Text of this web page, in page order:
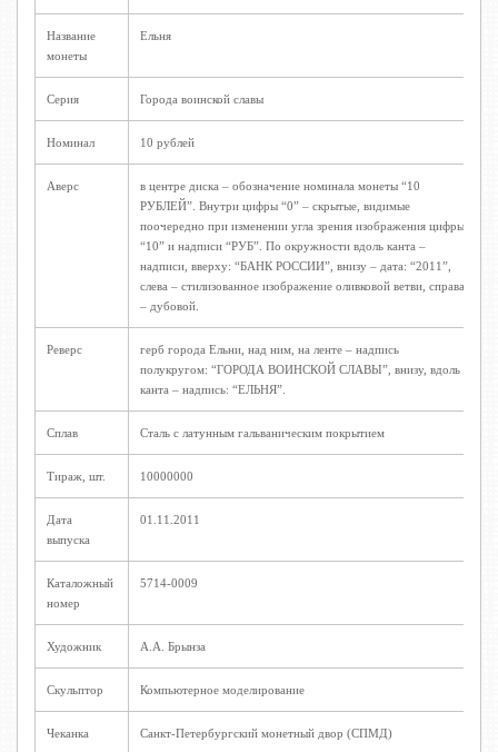
Название
монеты
Ельня
Серия Города воинской славы
Номинал 10 рублей
Аверс
в центре диска – обозначение номинала монеты “10
РУБЛЕЙ”. Внутри цифры “0” – скрытые, видимые
поочередно при изменении угла зрения изображения цифры
“10” и надписи “РУБ”. По окружности вдоль канта –
надписи, вверху: “БАНК РОССИИ”, внизу – дата: “2011”,
слева – стилизованное изображение оливковой ветви, справа
– дубовой.
Реверс
герб города Ельни, над ним, на ленте – надпись
полукругом: “ГОРОДА ВОИНСКОЙ СЛАВЫ”, внизу, вдоль
канта – надпись: “ЕЛЬНЯ”.
Сплав Сталь с латунным гальваническим покрытием
Тираж, шт. 10000000
Дата
выпуска
01.11.2011
Каталожный
номер
5714-0009
Художник А.А. Брынза
Скульптор Компьютерное моделирование
Чеканка Санкт-Петербургский монетный двор (СПМД)